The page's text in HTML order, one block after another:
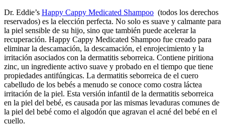
Dr. Eddie’s Happy Cappy Medicated Shampoo (todos los derechos
reservados) es la elección perfecta. No solo es suave y calmante para
la piel sensible de su hijo, sino que también puede acelerar la
recuperación. Happy Cappy Medicated Shampoo fue creado para
eliminar la descamación, la descamación, el enrojecimiento y la
irritación asociados con la dermatitis seborreica. Contiene piritiona
zinc, un ingrediente activo suave y probado en el tiempo que tiene
propiedades antifúngicas. La dermatitis seborreica de el cuero
cabelludo de los bebés a menudo se conoce como costra láctea
irritación de la piel. Esta versión infantil de la dermatitis seborreica
en la piel del bebé, es causada por las mismas levaduras comunes de
la piel del bebé como el algodón que agravan el acné del bebé en el
cuello.